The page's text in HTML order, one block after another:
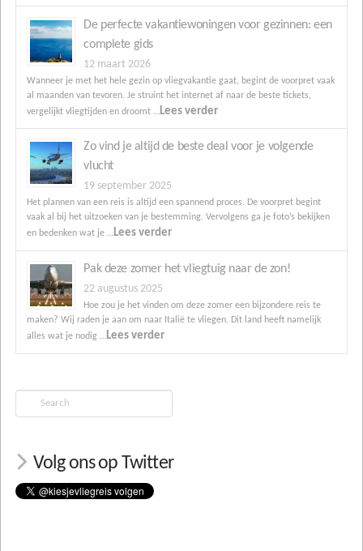
De perfecte vakantiewoningen voor gezinnen: een
complete gids
12 maart 2026
Wanneer je met het hele gezin op vliegvakantie gaat, begint de voorpret vaak
al maanden van tevoren. Je struint het internet af naar de beste tickets,
vergelijkt vliegtijden en droomt …Lees verder
Zo vind je altijd de beste deal voor je volgende
vlucht
19 september 2025
Het plannen van een reis is altijd een spannend proces. De voorpret begint
vaak al bij het uitzoeken van je bestemming. Vervolgens ga je foto’s bekijken
en bedenken wat je …Lees verder
Pak deze zomer het vliegtuig naar de zon!
22 augustus 2025
Hoe zou je het vinden om deze zomer een bijzondere reis te
maken? Wij raden je aan om naar Italië te vliegen. Dit land heeft namelijk
alles wat je nodig …Lees verder
Search
Volg ons op Twitter